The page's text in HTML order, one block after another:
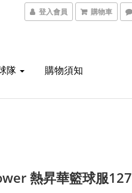
登入會員 購物車
隊 購物須知
熱昇華籃球服127